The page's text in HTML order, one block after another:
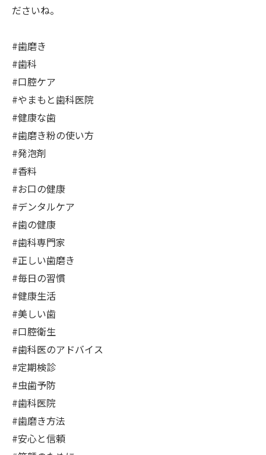
ださいね。
#歯磨き
#歯科
#口腔ケア
#やまもと歯科医院
#健康な歯
#歯磨き粉の使い方
#発泡剤
#香料
#お口の健康
#デンタルケア
#歯の健康
#歯科専門家
#正しい歯磨き
#毎日の習慣
#健康生活
#美しい歯
#口腔衛生
#歯科医のアドバイス
#定期検診
#虫歯予防
#歯科医院
#歯磨き方法
#安心と信頼